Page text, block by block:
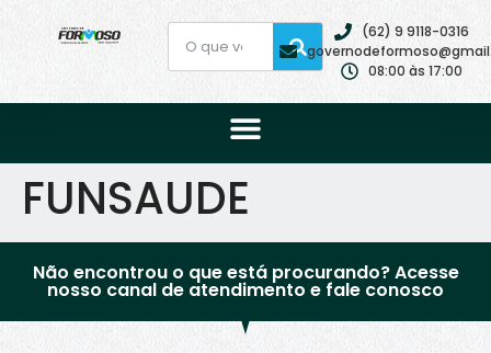
(62) 9 9118-0316
08:00 às 17:00
FUNSAUDE
Não encontrou o que está procurando? Acesse
nosso canal de atendimento e fale conosco